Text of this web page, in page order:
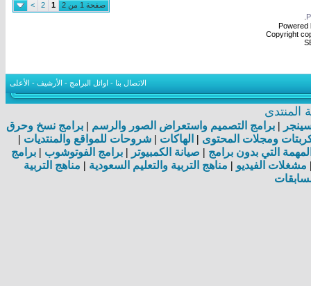
صفحة 1 من 2 1
2
>
Powered
Copyright
الاتصال بنا - اوائل البرامج - الأرشيف - الأعلى
المنتدى
|برامج التصميم واستعراض الصور والرسم |برامج نسخ وحرق
ومجلات المحتوى | الهاكات |شروحات للمواقع والمنتديات |
التي بدون برامج | صيانة الكمبيوتر |برامج الفوتوشوب |برامج
مشغلات الفيديو | مناهج التربية والتعليم السعودية | مناهج التربية